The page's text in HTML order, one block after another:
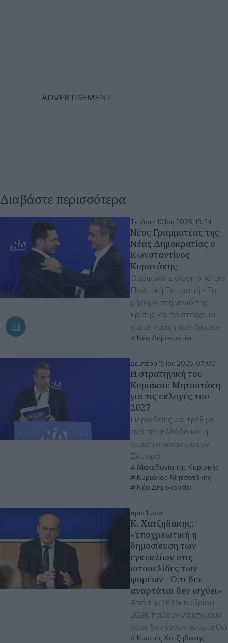
Διαβάστε περισσότερα
Τετάρτη 10 Ιου 2026, 19:24
Νέος Γραμματέας της
Νέας Δημοκρατίας ο
Κωνσταντίνος
Κυρανάκης
Ομόφωνη εκλογή από την
Πολιτική Επιτροπή - Το
μήνυμα στη γενιά της
κρίσης και το στοίχημα
για τη «μάχη των ιδεών»
Νέα Δημοκρατία
Δευτέρα 15 Ιου 2026, 07:00
Η στρατηγική του
Κυριάκου Μητσοτάκη
για τις εκλογές του
2027
Περιοδείες και τρέξιμο
ανά την Ελλάδα και η
στάση απέναντι στον
Σαμαρά
Μακεδονία της Κυριακής
Κυριάκος Μητσοτάκης
Νέα Δημοκρατία
πριν 1 ώρα
Κ. Χατζηδάκης:
«Υποχρεωτική η
δημοσίευση των
εγκυκλίων στις
ιστοσελίδες των
φορέων - Ό,τι δεν
αναρτάται δεν ισχύει»
Από την 1η Οκτωβρίου
2026 παύουν να ισχύουν
όσες δεν έχουν αναρτηθεί
Κωστής Χατζηδάκης